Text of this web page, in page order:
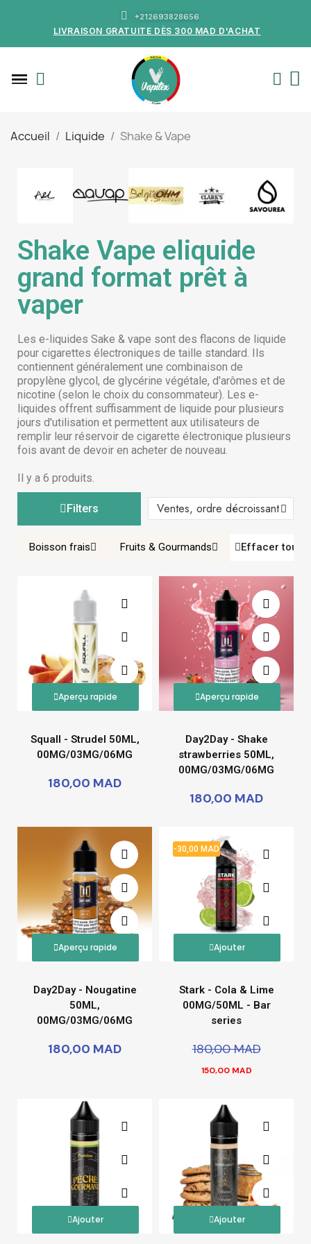
+212693828656
LIVRAISON GRATUITE DÈS 300 MAD D'ACHAT
Accueil Liquide Shake & Vape
Shake Vape eliquide
grand format prêt à
vaper
Les e-liquides Sake & vape sont des flacons de liquide
pour cigarettes électroniques de taille standard. Ils
contiennent généralement une combinaison de
propylène glycol, de glycérine végétale, d'arômes et de
nicotine (selon le choix du consommateur). Les e-
liquides offrent suffisamment de liquide pour plusieurs
jours d'utilisation et permettent aux utilisateurs de
remplir leur réservoir de cigarette électronique plusieurs
fois avant de devoir en acheter de nouveau.
Il y a 6 produits.
Filters
Boisson frais Fruits & Gourmands Effacer tout
Aperçu rapide
Squall - Strudel 50ML,
00MG/03MG/06MG
180,00 MAD
Aperçu rapide
Day2Day - Shake
strawberries 50ML,
00MG/03MG/06MG
180,00 MAD
Aperçu rapide
Day2Day - Nougatine
50ML,
00MG/03MG/06MG
180,00 MAD
-30,00 MAD
Ajouter
Stark - Cola & Lime
00MG/50ML - Bar
series
180,00 MAD
150,00 MAD
Ajouter Ajouter